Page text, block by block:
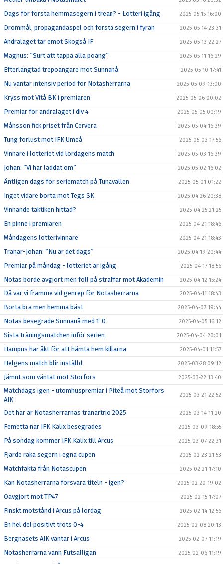
Dags för första hemmasegern i trean? - Lotteri igång 2025-05-15 16:00
Drömmål, propagandaspel och första segern i fyran 2025-05-14 23:31
Andralaget tar emot Skogså IF 2025-05-13 22:27
Magnus: ”Surt att tappa alla poäng” 2025-05-11 16:29
Efterlängtad trepoängare mot Sunnanå 2025-05-10 17:41
Nu väntar intensiv period för Notasherrarna 2025-05-09 13:00
Kryss mot Vitå BK i premiären 2025-05-06 00:02
Premiär för andralaget i div 4 2025-05-05 00:19
Månsson fick priset från Cervera 2025-05-04 16:39
Tung förlust mot IFK Umeå 2025-05-03 17:56
Vinnare i lotteriet vid lördagens match 2025-05-03 16:39
Johan: ”Vi har laddat om” 2025-05-02 16:02
Äntligen dags för seriematch på Tunavallen 2025-05-01 01:22
Inget vidare borta mot Tegs SK 2025-04-26 20:38
Vinnande taktiken hittad? 2025-04-25 21:25
En pinne i premiären 2025-04-21 18:46
Måndagens lotterivinnare 2025-04-21 18:43
Tränar-Johan: ”Nu är det dags” 2025-04-19 20:44
Premiär på måndag - lotteriet är igång 2025-04-17 18:56
Notas borde avgjort men föll på straffar mot Akademin 2025-04-12 15:24
Då var vi framme vid genrep för Notasherrarna 2025-04-11 18:43
Borta bra men hemma bäst 2025-04-07 19:44
Notas besegrade Sunnanå med 1-0 2025-04-05 16:12
Sista träningsmatchen inför serien 2025-04-04 20:01
Hampus har åkt för att hämta hem killarna 2025-04-01 11:57
Helgens match blir inställd 2025-03-28 09:12
Jämnt som väntat mot Storfors 2025-03-22 13:40
Matchdags igen - utomhuspremiär i Piteå mot Storfors
AIK
2025-03-21 22:52
Det här är Notasherrarnas tränartrio 2025 2025-03-14 11:20
Femetta när IFK Kalix besegrades 2025-03-09 18:55
På söndag kommer IFK Kalix till Arcus 2025-03-07 22:31
Fjärde raka segern i egna cupen 2025-02-23 21:53
Matchfakta från Notascupen 2025-02-21 17:10
Kan Notasherrarna försvara titeln - igen? 2025-02-20 19:02
Oavgjort mot TP47 2025-02-15 17:07
Finskt motstånd i Arcus på lördag 2025-02-14 12:56
En hel del positivt trots 0-4 2025-02-08 20:13
Bergnäsets AIK väntar i Arcus 2025-02-07 11:19
Notasherrarna vann Futsalligan 2025-02-06 11:19